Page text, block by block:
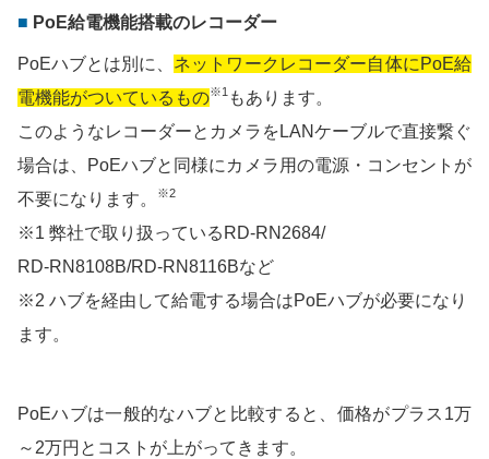
PoE給電機能搭載のレコーダー
PoEハブとは別に、 ネットワークレコーダー自体にPoE給
電機能がついているもの※1 もあります。
このようなレコーダーとカメラをLANケーブルで直接繋ぐ
場合は、PoEハブと同様にカメラ用の電源・コンセントが
不要になります。
※2
※1 弊社で取り扱っているRD-RN2684/
RD-RN8108B/RD-RN8116Bなど
※2 ハブを経由して給電する場合はPoEハブが必要になり
ます。
PoEハブは一般的なハブと比較すると、価格がプラス1万
～2万円とコストが上がってきます。